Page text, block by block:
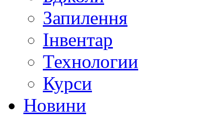
Запилення
Інвентар
Технологии
Курси
Новини